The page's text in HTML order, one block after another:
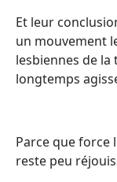
Et leur
un mouvement
lesbiennes de la
longtemps
Parce que force
reste peu